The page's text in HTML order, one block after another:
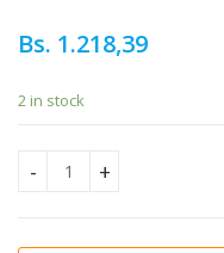
Bs. 1.218,39
2 in stock
Almohadilla para